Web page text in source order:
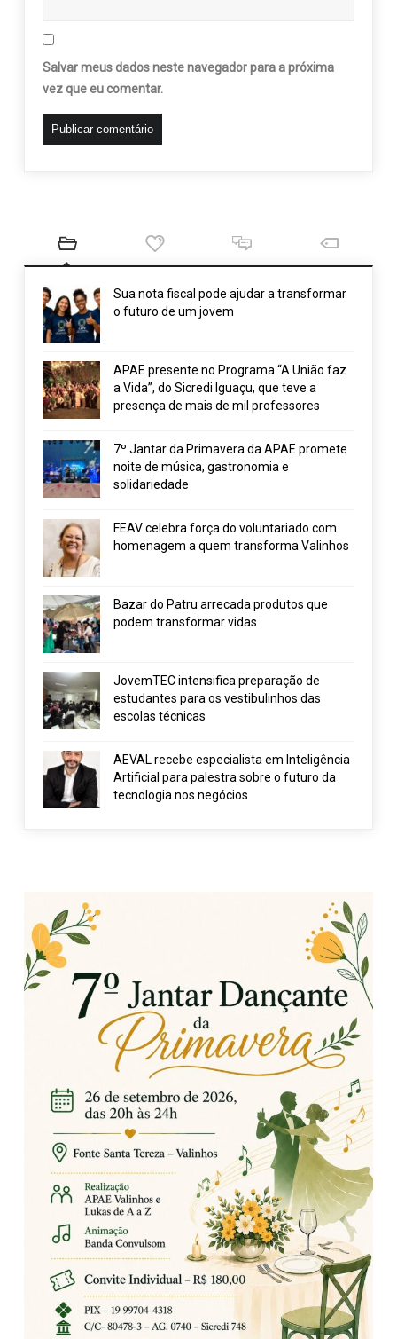
Salvar meus dados neste navegador para a próxima
vez que eu comentar.
Sua nota fiscal pode ajudar a transformar
o futuro de um jovem
APAE presente no Programa “A União faz
a Vida”, do Sicredi Iguaçu, que teve a
presença de mais de mil professores
7º Jantar da Primavera da APAE promete
noite de música, gastronomia e
solidariedade
FEAV celebra força do voluntariado com
homenagem a quem transforma Valinhos
Bazar do Patru arrecada produtos que
podem transformar vidas
JovemTEC intensifica preparação de
estudantes para os vestibulinhos das
escolas técnicas
AEVAL recebe especialista em Inteligência
Artificial para palestra sobre o futuro da
tecnologia nos negócios